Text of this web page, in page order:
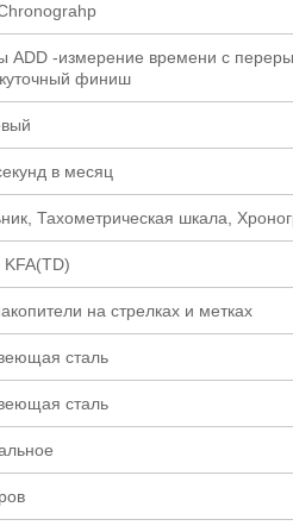
ADD -измерение времени с
финиш
в месяц
Тахометрическая шкала,
KFA(TD)
на стрелках и метках
сталь
сталь